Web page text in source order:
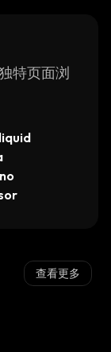
特页面浏
查看更多